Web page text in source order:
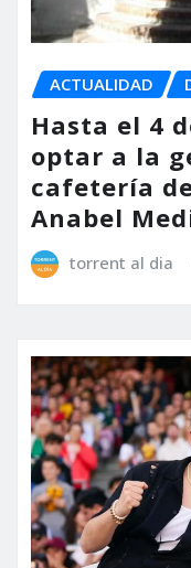
ACTUALIDAD
Hasta el 4
optar a la
cafetería
Anabel
torrent al dia